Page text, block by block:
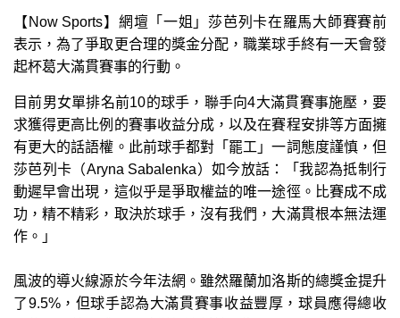
【Now Sports】網壇「一姐」莎芭列卡在羅馬大師賽賽前
表示，為了爭取更合理的獎金分配，職業球手終有一天會發
起杯葛大滿貫賽事的行動。
目前男女單排名前10的球手，聯手向4大滿貫賽事施壓，要
求獲得更高比例的賽事收益分成，以及在賽程安排等方面擁
有更大的話語權。此前球手都對「罷工」一詞態度謹慎，但
莎芭列卡（Aryna Sabalenka）如今放話：「我認為抵制行
動遲早會出現，這似乎是爭取權益的唯一途徑。比賽成不成
功，精不精彩，取決於球手，沒有我們，大滿貫根本無法運
作。」
風波的導火線源於今年法網。雖然羅蘭加洛斯的總獎金提升
了9.5%，但球手認為大滿貫賽事收益豐厚，球員應得總收